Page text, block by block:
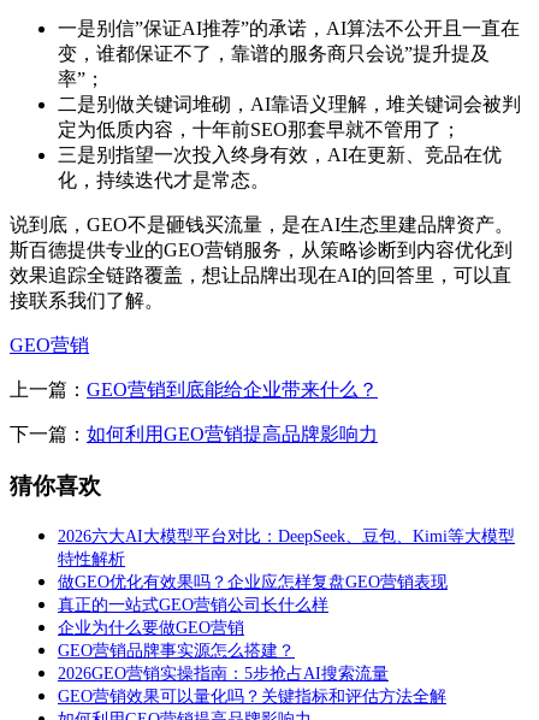
一是别信”保证AI推荐”的承诺，AI算法不公开且一直在
变，谁都保证不了，靠谱的服务商只会说”提升提及
率”；
二是别做关键词堆砌，AI靠语义理解，堆关键词会被判
定为低质内容，十年前SEO那套早就不管用了；
三是别指望一次投入终身有效，AI在更新、竞品在优
化，持续迭代才是常态。
说到底，GEO不是砸钱买流量，是在AI生态里建品牌资产。
斯百德提供专业的GEO营销服务，从策略诊断到内容优化到
效果追踪全链路覆盖，想让品牌出现在AI的回答里，可以直
接联系我们了解。
GEO营销
上一篇： GEO营销到底能给企业带来什么？
下一篇： 如何利用GEO营销提高品牌影响力
猜你喜欢
2026六大AI大模型平台对比：DeepSeek、豆包、Kimi等大模型
特性解析
做GEO优化有效果吗？企业应怎样复盘GEO营销表现
真正的一站式GEO营销公司长什么样
企业为什么要做GEO营销
GEO营销品牌事实源怎么搭建？
2026GEO营销实操指南：5步抢占AI搜索流量
GEO营销效果可以量化吗？关键指标和评估方法全解